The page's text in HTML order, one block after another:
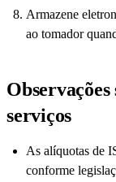
Armazene
ao tomador
serviços
As alíquotas de
conforme